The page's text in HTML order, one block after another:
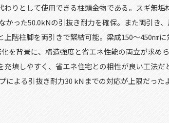
りとして使用できる柱頭金物である。スギ無垢
かった50.0kNの引抜き耐力を確保。また両引き
階柱脚を両引きで緊結可能。梁成150～450㎜に
を背景に、構造強度と省エネ性能の両立が求め
填しやすく、省エネ住宅との相性が良い工法だ
による引抜き耐力30 kNまでの対応が上限だった